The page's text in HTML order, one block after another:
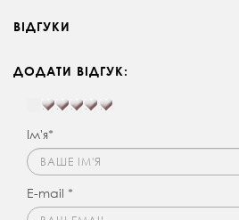
ВІДГУКИ
ДОДАТИ ВІДГУК:
Ім'я*
E-mail *